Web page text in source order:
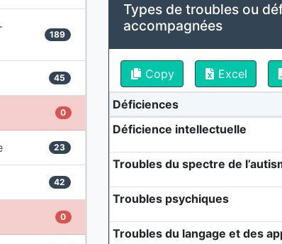
189
45
0
23
42
0
Types de troubles ou
accompagnées
Copy Excel
Déficiences
Déficience intellectuelle
Troubles du spectre de
Troubles psychiques
Troubles du langage et des